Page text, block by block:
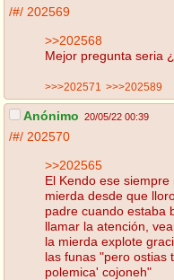
/#/ 202569
>>202568
Mejor pregunta seria
>>>202571 >>>202589
Anónimo 20/05/22 00:39
/#/ 202570
>>202565
El Kendo ese
mierda desde que
padre cuando estaba
llamar la atención,
la mierda explote
las funas "pero ostias
polemica' cojoneh"